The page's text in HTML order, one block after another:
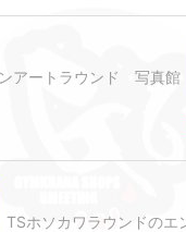
アートラウンド 写真館
TSホソカワラウンドのエ